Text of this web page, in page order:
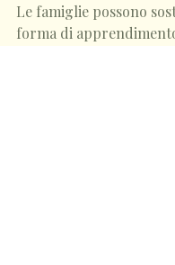
Le famiglie possono
forma di